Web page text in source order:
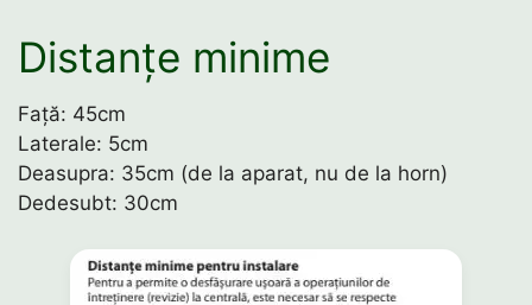
Distanțe minime
Față: 45cm
Laterale: 5cm
Deasupra: 35cm (de la aparat, nu de la horn)
Dedesubt: 30cm